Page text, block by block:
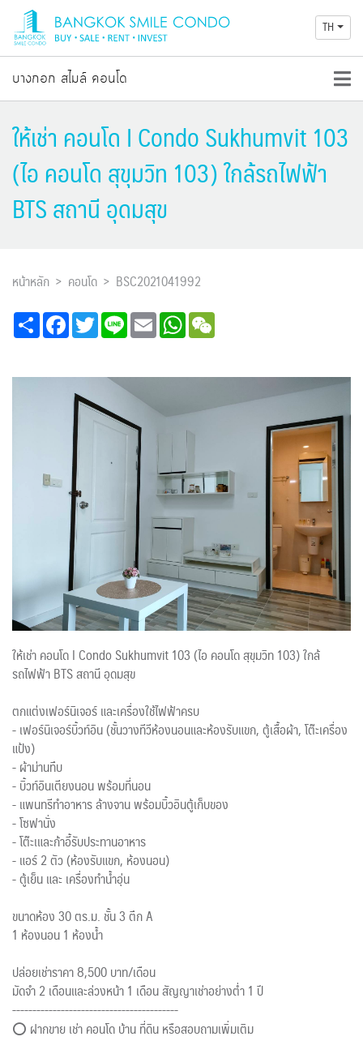
TH
บางกอก สไมล์ คอนโด
ให้เช่า คอนโด I Condo Sukhumvit 103
(ไอ คอนโด สุขุมวิท 103) ใกล้รถไฟฟ้า
BTS สถานี อุดมสุข
หน้าหลัก คอนโด
BSC2021041992
Share FacebookTwitterLine Email WhatsApp
ให้เช่า คอนโด I Condo Sukhumvit 103 (ไอ คอนโด สุขุมวิท 103) ใกล้
รถไฟฟ้า BTS สถานี อุดมสุข
ตกแต่งเฟอร์นิเจอร์ และเครื่องใช้ไฟฟ้าครบ
- เฟอร์นิเจอร์บิ้วท์อิน (ชั้นวางทีวีห้องนอนและห้องรับแขก, ตู้เสื้อผ้า, โต๊ะเครื่อง
แป้ง)
- ผ้าม่านทึบ
- บิ้วท์อินเตียงนอน พร้อมที่นอน
- แพนทรีทำอาหาร ล้างจาน พร้อมบิ้วอินตู้เก็บของ
- โซฟานั่ง
- โต๊ะเและก้าอี้รับประทานอาหาร
- แอร์ 2 ตัว (ห้องรับแขก, ห้องนอน)
- ตู้เย็น และ เครื่องทำน้ำอุ่น
ขนาดห้อง 30 ตร.ม. ชั้น 3 ตึก A
1 ห้องนอน 1 ห้องน้ำ
ปล่อยเช่าราคา 8,500 บาท/เดือน
มัดจำ 2 เดือนและล่วงหน้า 1 เดือน สัญญาเช่าอย่างต่ำ 1 ปี
-----------------------------------------
⭕ ฝากขาย เช่า คอนโด บ้าน ที่ดิน หรือสอบถามเพิ่มเติม